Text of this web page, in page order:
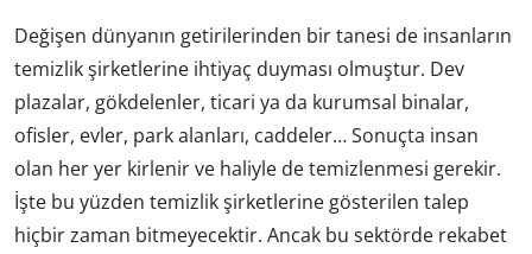
Değişen dünyanın getirilerinden bir tanesi de insanların
temizlik şirketlerine ihtiyaç duyması olmuştur. Dev
plazalar, gökdelenler, ticari ya da kurumsal binalar,
ofisler, evler, park alanları, caddeler… Sonuçta insan
olan her yer kirlenir ve haliyle de temizlenmesi gerekir.
İşte bu yüzden temizlik şirketlerine gösterilen talep
hiçbir zaman bitmeyecektir. Ancak bu sektörde rekabet